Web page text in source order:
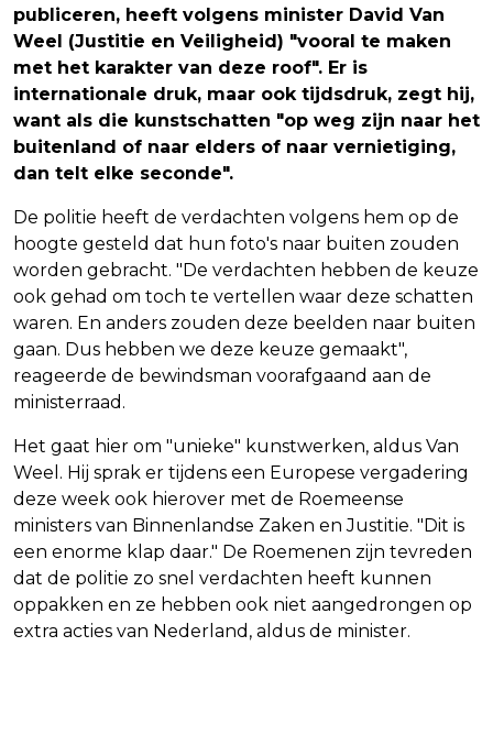
publiceren, heeft volgens minister David Van
Weel (Justitie en Veiligheid) "vooral te maken
met het karakter van deze roof". Er is
internationale druk, maar ook tijdsdruk, zegt hij,
want als die kunstschatten "op weg zijn naar het
buitenland of naar elders of naar vernietiging,
dan telt elke seconde".
De politie heeft de verdachten volgens hem op de
hoogte gesteld dat hun foto's naar buiten zouden
worden gebracht. "De verdachten hebben de keuze
ook gehad om toch te vertellen waar deze schatten
waren. En anders zouden deze beelden naar buiten
gaan. Dus hebben we deze keuze gemaakt",
reageerde de bewindsman voorafgaand aan de
ministerraad.
Het gaat hier om "unieke" kunstwerken, aldus Van
Weel. Hij sprak er tijdens een Europese vergadering
deze week ook hierover met de Roemeense
ministers van Binnenlandse Zaken en Justitie. "Dit is
een enorme klap daar." De Roemenen zijn tevreden
dat de politie zo snel verdachten heeft kunnen
oppakken en ze hebben ook niet aangedrongen op
extra acties van Nederland, aldus de minister.